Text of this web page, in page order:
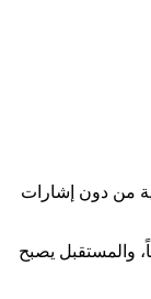
من دون إشارات
والمستقبل يصبح